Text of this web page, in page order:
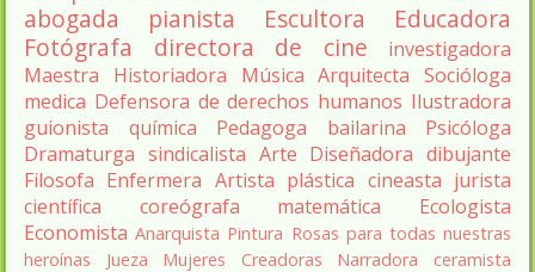
abogada
pianista Escultora
Educadora
Fotógrafa
directora de cine
investigadora
Maestra
Historiadora Música Arquitecta Socióloga
medica Defensora de derechos humanos Ilustradora
guionista
química Pedagoga bailarina
Psicóloga
Dramaturga sindicalista Arte Diseñadora dibujante
Filosofa Enfermera Artista plástica cineasta jurista
científica
coreógrafa matemática
Ecologista
Economista Anarquista Pintura Rosas para todas nuestras
heroínas
Jueza Mujeres Creadoras Narradora
ceramista